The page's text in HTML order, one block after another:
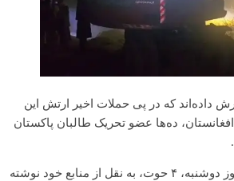
داده‌اند که در پی حملات اخیر ارتش این
ده‌ها عضو تحریک طالبان پاکستان
روزنامه روزنامه دان امروز دوشنبه، ۴ حوت، به نقل از منابع خود نوشته